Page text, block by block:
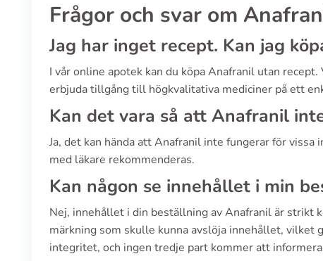
Frågor och svar om
Jag har inget recept. Kan jag
I vår online apotek kan du köpa Anafranil utan
erbjuda tillgång till högkvalitativa mediciner på ett
Kan det vara så att Anafranil
Ja, det kan hända att Anafranil inte fungerar för
med läkare rekommenderas.
Kan någon se innehållet i min
Nej, innehållet i din beställning av Anafranil är strikt
märkning som skulle kunna avslöja innehållet, vilket
integritet, och ingen tredje part kommer att